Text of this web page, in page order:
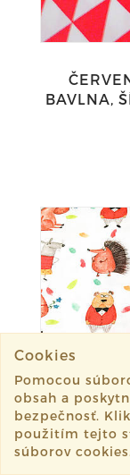
BAVLNA,
Cookies
Pomocou
obsah a
bezpečnosť.
použitím tejto
súborov